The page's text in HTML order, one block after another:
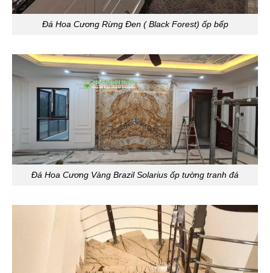
Đá Hoa Cương Rừng Đen ( Black Forest) ốp bếp
Đá Hoa Cương Vàng Brazil Solarius ốp tường tranh đá